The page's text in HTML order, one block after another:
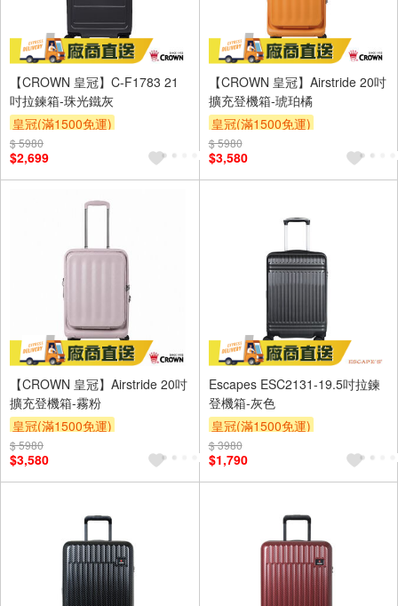
【CROWN 皇冠】C-F1783 21
吋拉鍊箱-珠光鐵灰
皇冠(滿1500免運)
$ 5980
$2,699
【CROWN 皇冠】Airstride 20吋
擴充登機箱-琥珀橘
皇冠(滿1500免運)
$ 5980
$3,580
【CROWN 皇冠】Airstride 20吋
擴充登機箱-霧粉
皇冠(滿1500免運)
$ 5980
$3,580
Escapes ESC2131-19.5吋拉鍊
登機箱-灰色
皇冠(滿1500免運)
$ 3980
$1,790